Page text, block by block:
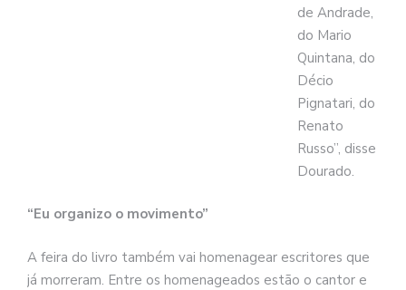
de Andrade,
do Mario
Quintana, do
Décio
Pignatari, do
Renato
Russo”, disse
Dourado.
“Eu organizo o movimento”
A feira do livro também vai homenagear escritores que
já morreram. Entre os homenageados estão o cantor e